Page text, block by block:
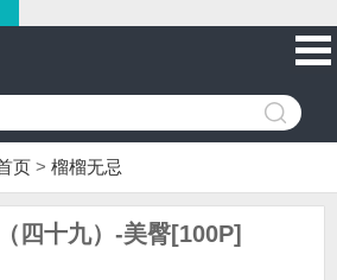
页 > 榴榴无忌
四十九）-美臀[100P]